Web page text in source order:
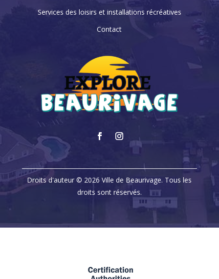
Services des loisirs et installations récréatives
Contact
Droits d'auteur © 2026 Ville de Beaurivage. Tous les
droits sont réservés.